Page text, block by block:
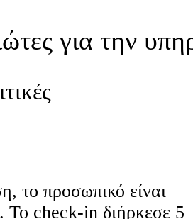
για την
το προσωπικό είναι
Το check-in διήρκεσε 5